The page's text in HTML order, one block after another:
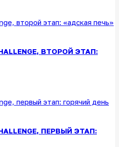
ВТОРОЙ ЭТАП:
ПЕРВЫЙ ЭТАП: